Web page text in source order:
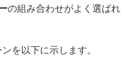
の組み合わせがよく選ばれ
を以下に示します。